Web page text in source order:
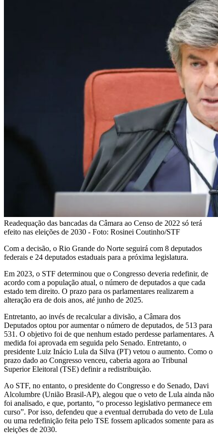
Readequação das bancadas da Câmara ao Censo de 2022 só terá
efeito nas eleições de 2030 - Foto: Rosinei Coutinho/STF
Com a decisão, o Rio Grande do Norte seguirá com 8 deputados
federais e 24 deputados estaduais para a próxima legislatura.
Em 2023, o STF determinou que o Congresso deveria redefinir, de
acordo com a população atual, o número de deputados a que cada
estado tem direito. O prazo para os parlamentares realizarem a
alteração era de dois anos, até junho de 2025.
Entretanto, ao invés de recalcular a divisão, a Câmara dos
Deputados optou por aumentar o número de deputados, de 513 para
531. O objetivo foi de que nenhum estado perdesse parlamentares. A
medida foi aprovada em seguida pelo Senado. Entretanto, o
presidente Luiz Inácio Lula da Silva (PT) vetou o aumento. Como o
prazo dado ao Congresso venceu, caberia agora ao Tribunal
Superior Eleitoral (TSE) definir a redistribuição.
Ao STF, no entanto, o presidente do Congresso e do Senado, Davi
Alcolumbre (União Brasil-AP), alegou que o veto de Lula ainda não
foi analisado, e que, portanto, “o processo legislativo permanece em
curso”. Por isso, defendeu que a eventual derrubada do veto de Lula
ou uma redefinição feita pelo TSE fossem aplicados somente para as
eleições de 2030.